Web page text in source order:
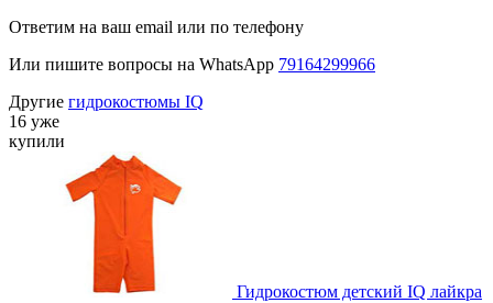
Ответим на ваш email или по телефону
Или пишите вопросы на WhatsApp 79164299966
Другие гидрокостюмы IQ
16 уже
купили
Гидрокостюм детский IQ лайкра